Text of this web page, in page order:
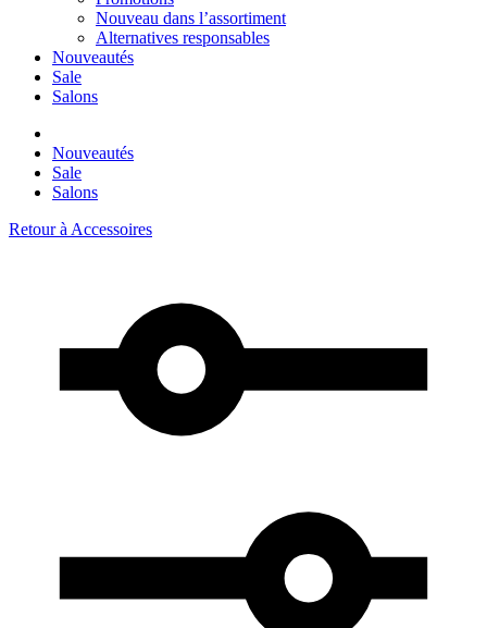
Nouveau dans l’assortiment
Alternatives responsables
Nouveautés
Sale
Salons
Nouveautés
Sale
Salons
Retour à Accessoires